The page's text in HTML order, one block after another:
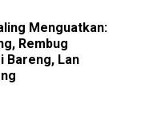
Menguatkan:
Rembug
Bareng, Lan